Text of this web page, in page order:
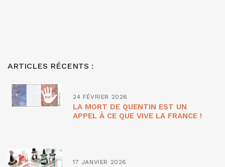
ARTICLES RÉCENTS :
24 FÉVRIER 2026
LA MORT DE QUENTIN EST UN
APPEL À CE QUE VIVE LA FRANCE !
17 JANVIER 2026